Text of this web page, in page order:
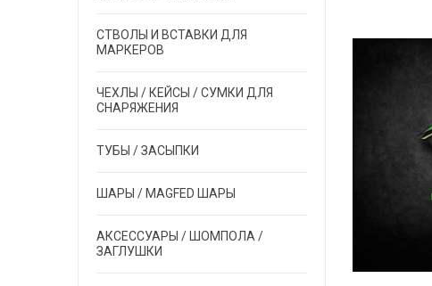
СТВОЛЫ И ВСТАВКИ ДЛЯ
МАРКЕРОВ
ЧЕХЛЫ / КЕЙСЫ / СУМКИ ДЛЯ
СНАРЯЖЕНИЯ
ТУБЫ / ЗАСЫПКИ
ШАРЫ / MAGFED ШАРЫ
АКСЕССУАРЫ / ШОМПОЛА /
ЗАГЛУШКИ